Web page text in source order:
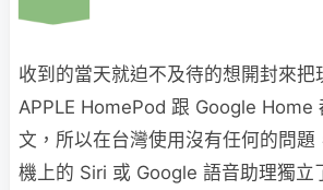
收到的當天就迫不及待的想開封來把
APPLE HomePod 跟 Google Home
文，所以在台灣使用沒有任何的問題
機上的 Siri 或 Google 語音助理獨立